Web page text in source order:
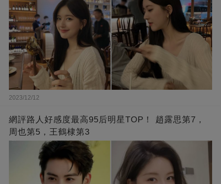
2023/12/12
網評路人好感度最高95后明星TOP！ 趙露思第7，
周也第5，王鶴棣第3